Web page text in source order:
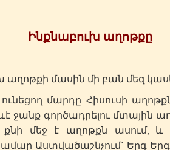
Ինքնաբուխ աղոթքը
աղոթքի մասին մի բան մեզ
մարդը Հիսուսի
ջանք գործադրելու մտային
քնի մեջ է աղոթքն ասում,
Աստվածաշնչում` Երգ